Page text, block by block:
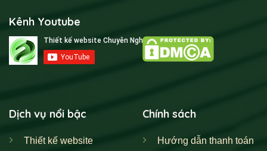
Kênh Youtube
Dịch vụ nổi bậc
Thiết kế website
Chính sách
Hướng dẫn thanh toán